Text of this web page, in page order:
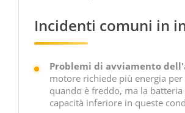
Incidenti comuni in
Problemi di avviamento
motore richiede più energia per
quando è freddo, ma la batteria
capacità inferiore in queste